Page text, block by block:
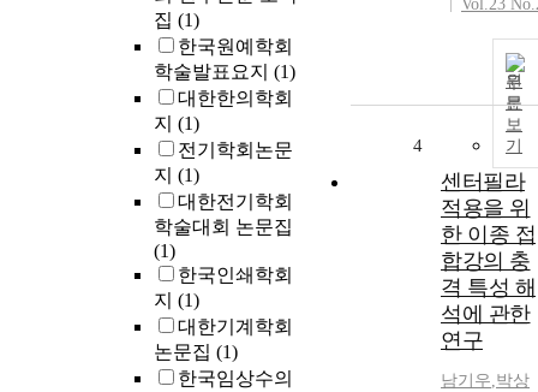
집 (1)
한국원예학회
학술발표요지 (1)
대한한의학회
지 (1)
전기학회논문
지 (1)
대한전기학회
학술대회 논문집
(1)
한국인쇄학회
지 (1)
대한기계학회
논문집 (1)
한국임상수의
Vol.23
원
문
보
기
4
센터필라
적용을 위
한 이종 접
합강의 충
격 특성 해
석에 관한
연구
남기우,박상